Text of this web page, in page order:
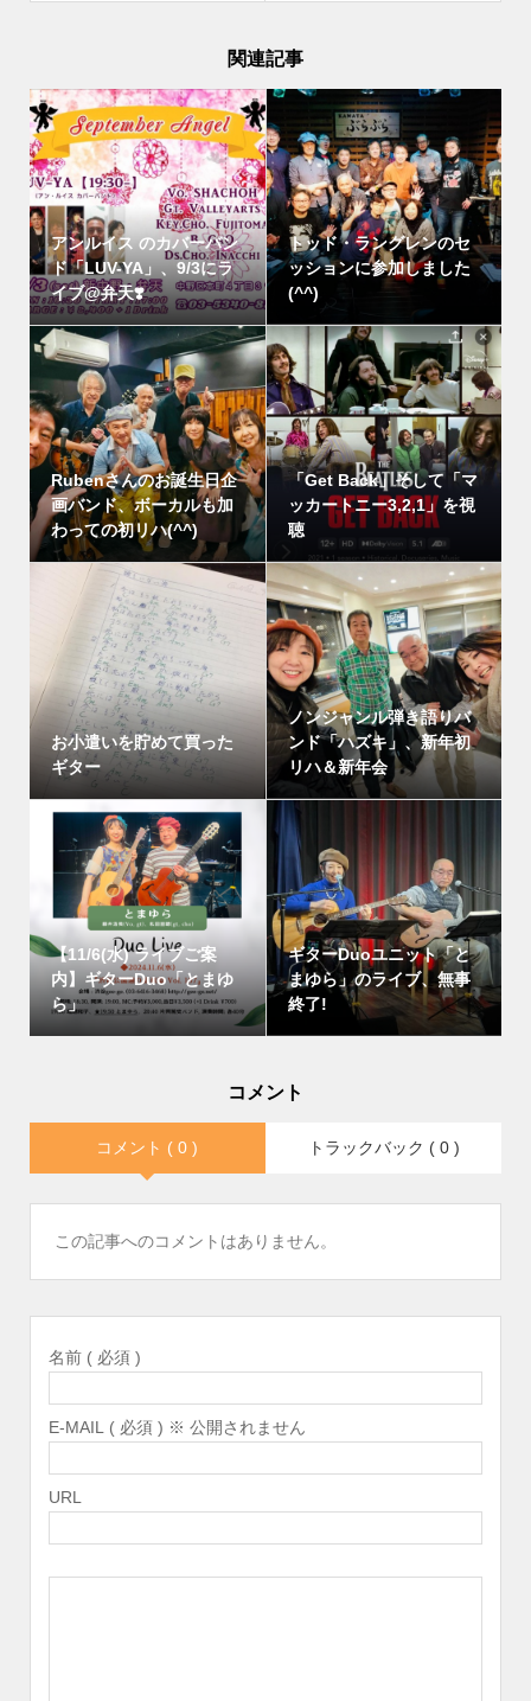
関連記事
アンルイス のカバーバン
ド「LUV-YA」、9/3にラ
イブ@弁天❣️
トッド・ラングレンのセ
ッションに参加しました
(^^)
Rubenさんのお誕生日企
画バンド、ボーカルも加
わっての初リハ(^^)
「Get Back」そして「マ
ッカートニー3,2,1」を視
聴
お小遣いを貯めて買った
ギター
ノンジャンル弾き語りバ
ンド「ハズキ」、新年初
リハ＆新年会
【11/6(水) ライブご案
内】ギターDuo「とまゆ
ら」
ギターDuoユニット「と
まゆら」のライブ、無事
終了!
コメント
コメント ( 0 ) トラックバック ( 0 )
この記事へのコメントはありません。
名前 ( 必須 )
E-MAIL ( 必須 ) ※ 公開されません
URL